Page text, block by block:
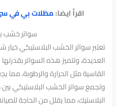
اقرأ ايضا:مظلات بي في
سواتر خشب
تعتبر سواتر الخشب البلاستيكي خيار
العديدة، وتتميز هذه السواتر
القاسية مثل الحرارة والرطوبة، مما
وتجمع سواتر الخشب البلاستيكي
البلاستيك، مما يقلل من الحاجة